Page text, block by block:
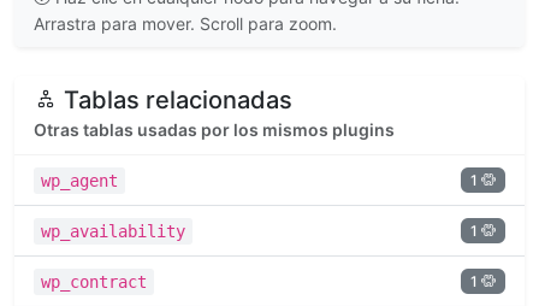
Arrastra para mover. Scroll para zoom.
Tablas relacionadas
Otras tablas usadas por los mismos plugins
wp_agent 1
wp_availability 1
wp_contract 1